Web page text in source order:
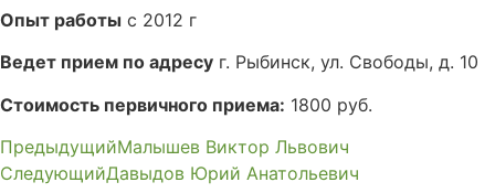
Опыт работы с 2012 г
Ведет прием по адресу г. Рыбинск, ул. Свободы, д. 10
Стоимость первичного приема: 1800 руб.
ПредыдущийМалышев Виктор Львович
СледующийДавыдов Юрий Анатольевич